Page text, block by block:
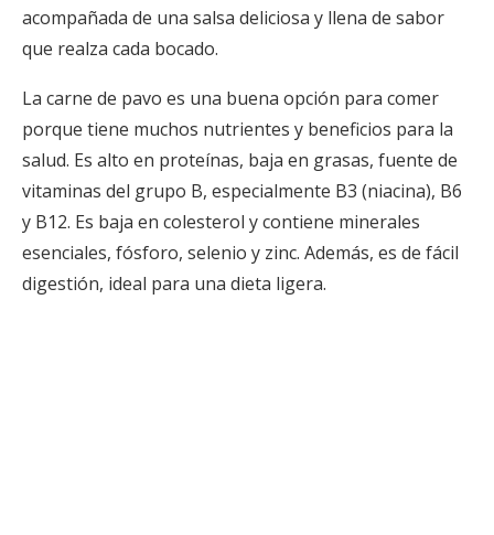
acompañada de una salsa deliciosa y llena de sabor
que realza cada bocado.
La carne de pavo es una buena opción para comer
porque tiene muchos nutrientes y beneficios para la
salud. Es alto en proteínas, baja en grasas, fuente de
vitaminas del grupo B, especialmente B3 (niacina), B6
y B12. Es baja en colesterol y contiene minerales
esenciales, fósforo, selenio y zinc. Además, es de fácil
digestión, ideal para una dieta ligera.